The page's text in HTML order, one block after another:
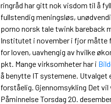
ringråd har gitt nok vis­dom til å
fullstendig meningsløs,
porno norsk tale twink bareback
Institutet i november i fjor måtte
for loven, uavhengig av hvilke
pkt. Mange virksomheter har i
å benytte IT systemene. Utvalget
forståelig. Gjennomsykling Det
Påminnelse Torsdag 20.